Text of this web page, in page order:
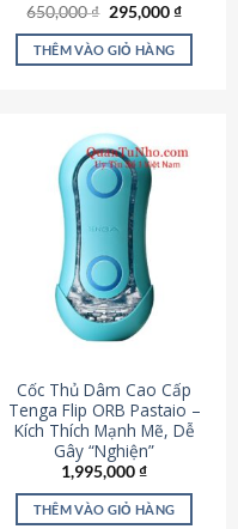
Được xếp
hạng4.69
5 sao
650,000₫ Giá
là:
650,000 ₫.
295,000₫Giá
tại
THÊM VÀO GIỎ HÀNG
Cốc Thủ Dâm Cao Cấp
Tenga Flip ORB Pastaio –
Kích Thích Mạnh Mẽ, Dễ
Gây “Nghiện”
1,995,000₫
THÊM VÀO GIỎ HÀNG